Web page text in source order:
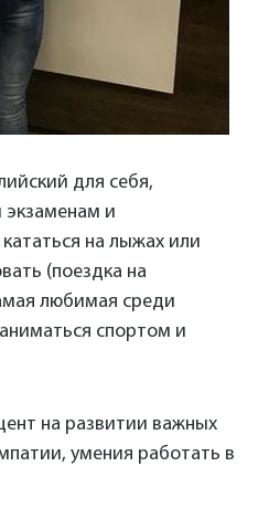
для себя,
экзаменам и
на лыжах или
(поездка на
любимая среди
спортом и
на развитии важных
умения работать в